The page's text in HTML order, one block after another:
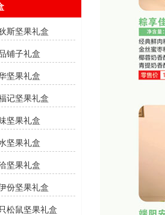
斯坚果礼盒
铺子礼盒
坚果礼盒
记坚果礼盒
坚果礼盒
坚果礼盒
坚果礼盒
份坚果礼盒
松鼠坚果礼盒